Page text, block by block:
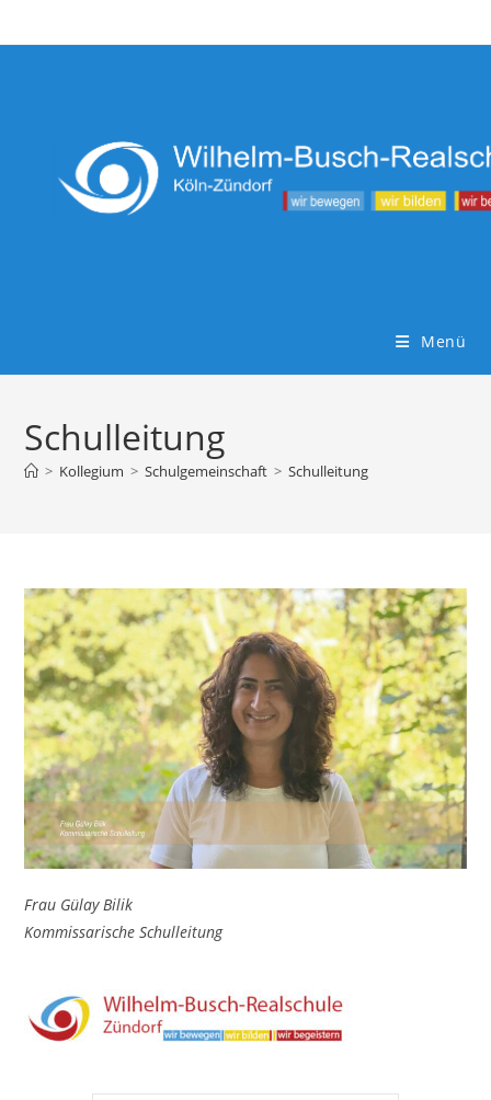
Inhalt
Menü
Schulleitung
> Kollegium > Schulgemeinschaft > Schulleitung
Frau Gülay Bilik
Kommissarische Schulleitung